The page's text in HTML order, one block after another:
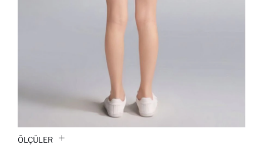
ÖLÇÜLER